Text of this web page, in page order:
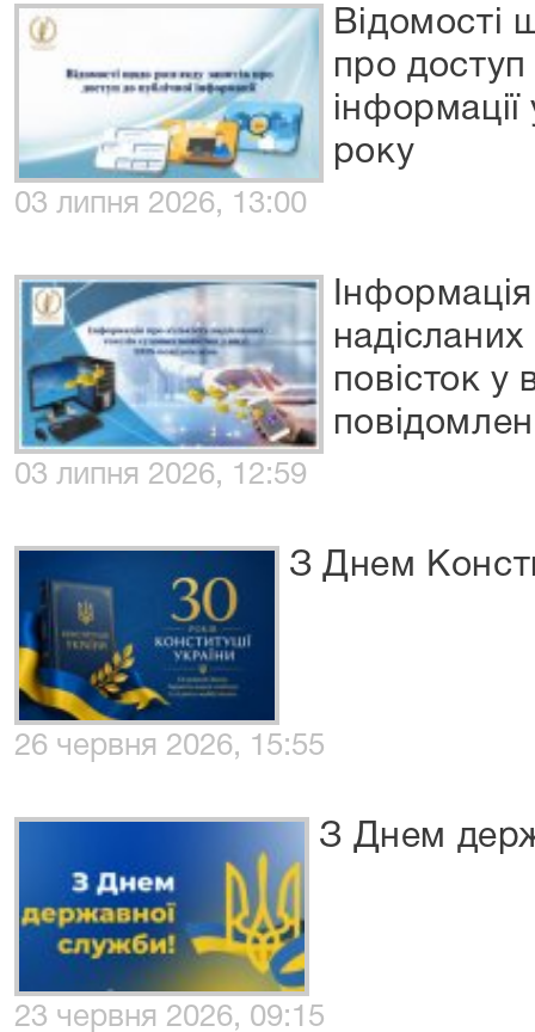
Відомості
про доступ
року
03 липня 2026, 13:00
повісток у
03 липня 2026, 12:59
З Днем
26 червня 2026, 15:55
З Днем
23 червня 2026, 09:15